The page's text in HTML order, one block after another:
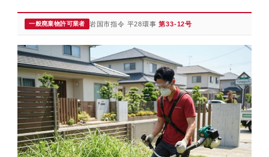
一般廃棄物許可業者 岩国市指令 平28環事第33-12号